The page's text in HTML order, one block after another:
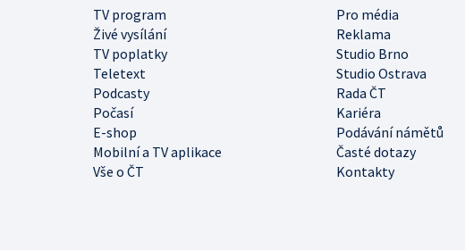
TV program
Pro média
Živé vysílání
Reklama
TV poplatky
Studio Brno
Teletext
Studio Ostrava
Podcasty
Rada ČT
Počasí
Kariéra
E-shop
Podávání námětů
Mobilní a TV aplikace
Časté dotazy
Vše o ČT
Kontakty